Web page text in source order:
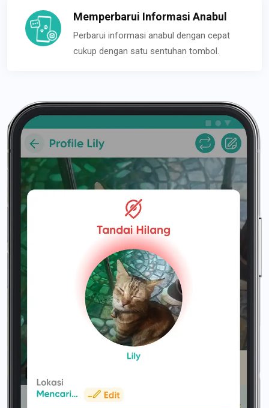
Memperbarui Informasi Anabul
Perbarui informasi anabul dengan cepat
cukup dengan satu sentuhan tombol.